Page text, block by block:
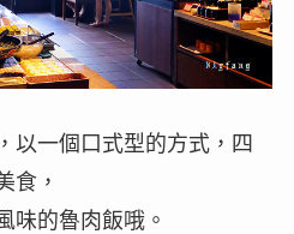
以一個口式型的方式，四
食，
味的魯肉飯哦。